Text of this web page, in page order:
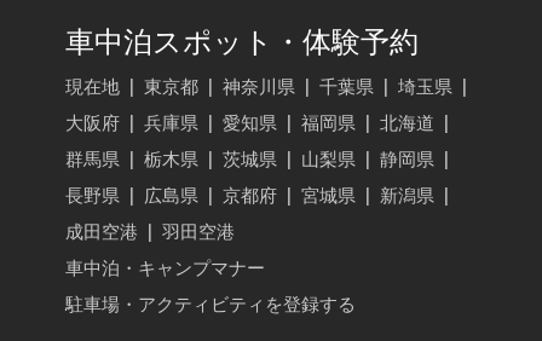
車中泊スポット・体験予約
現在地 東京都 神奈川県 千葉県 埼玉県
大阪府
兵庫県 愛知県 福岡県 北海道
群馬県
栃木県 茨城県 山梨県 静岡県
長野県
広島県 京都府 宮城県 新潟県
成田空港
羽田空港
車中泊・キャンプマナー
駐車場・アクティビティを登録する